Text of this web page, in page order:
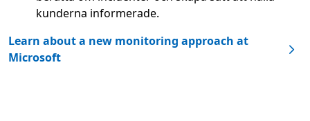
kunderna informerade.
Learn about a new monitoring approach at
Microsoft